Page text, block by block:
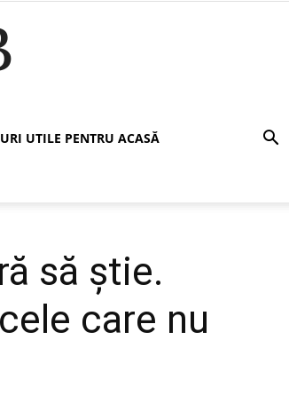
UTILE PENTRU ACASĂ
să știe.
care nu